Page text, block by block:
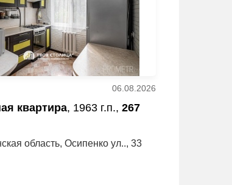
06.08.2026
квартира, 1963 г.п., 267
область, Осипенко ул.., 33